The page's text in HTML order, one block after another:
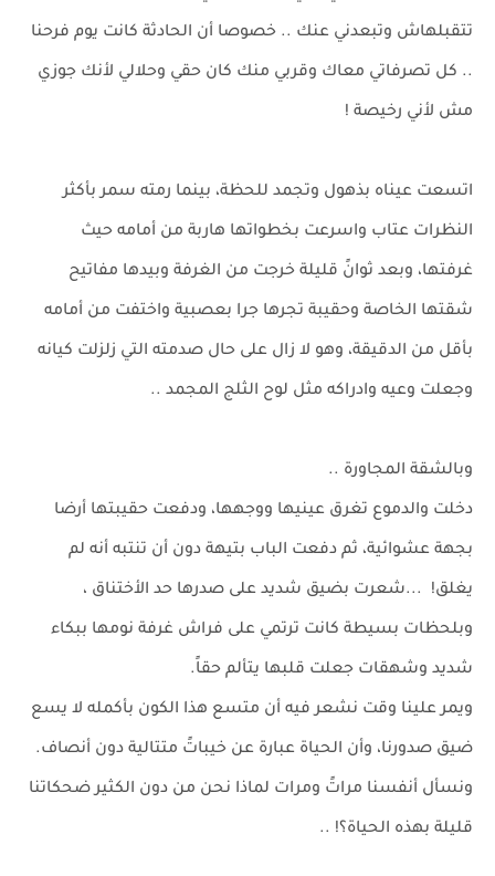
تتقبلهاش وتبعدني عنك .. خصوصا أن الحادثة كانت يوم فرحنا
.. كل تصرفاتي معاك وقربي منك كان حقي وحلالي لأنك جوزي
مش لأني رخيصة !
اتسعت عيناه بذهول وتجمد للحظة، بينما رمته سمر بأكثر
النظرات عتاب واسرعت بخطواتها هاربة من أمامه حيث
غرفتها، وبعد ثوانً قليلة خرجت من الغرفة وبيدها مفاتيح
شقتها الخاصة وحقيبة تجرها جرا بعصبية واختفت من أمامه
بأقل من الدقيقة، وهو لا زال على حال صدمته التي زلزلت كيانه
وجعلت وعيه وادراكه مثل لوح الثلج المجمد ..
وبالشقة المجاورة ..
دخلت والدموع تغرق عينيها ووجهها، ودفعت حقيبتها أرضا
بجهة عشوائية، ثم دفعت الباب بتيهة دون أن تنتبه أنه لم
يغلق! ...شعرت بضيق شديد على صدرها حد الأختناق ،
وبلحظات بسيطة كانت ترتمي على فراش غرفة نومها ببكاء
شديد وشهقات جعلت قلبها يتألم حقاً.
ويمر علينا وقت نشعر فيه أن متسع هذا الكون بأكمله لا يسع
ضيق صدورنا، وأن الحياة عبارة عن خيباتً متتالية دون أنصاف.
ونسأل أنفسنا مراتً ومرات لماذا نحن من دون الكثير ضحكاتنا
قليلة بهذه الحياة؟! ..